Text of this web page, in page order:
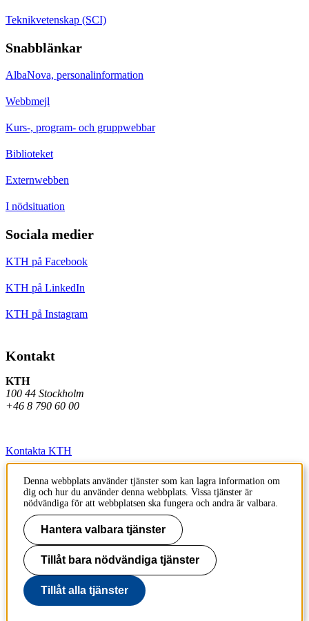
Teknikvetenskap (SCI)
Snabblänkar
AlbaNova, personalinformation
Webbmejl
Kurs-, program- och gruppwebbar
Biblioteket
Externwebben
I nödsituation
Sociala medier
KTH på Facebook
KTH på LinkedIn
KTH på Instagram
Kontakt
KTH
100 44 Stockholm
+46 8 790 60 00
Kontakta KTH
Jobba på KTH
Press och media
Faktura och betalning KTH
Om KTH:s webbplatser
Tillgänglighetsredogörelse
Denna webbplats använder tjänster som kan lagra information om
dig och hur du använder denna webbplats. Vissa tjänster är
nödvändiga för att webbplatsen ska fungera och andra är valbara.
Hantera valbara tjänster
Tillåt bara nödvändiga tjänster
Tillåt alla tjänster